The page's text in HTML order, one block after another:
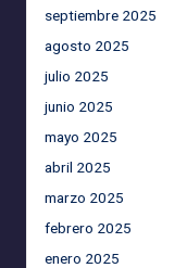
septiembre 2025
agosto 2025
julio 2025
junio 2025
mayo 2025
abril 2025
marzo 2025
febrero 2025
enero 2025